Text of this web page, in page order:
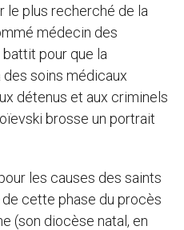
le plus recherché de la
médecin des
pour que la
soins médicaux
détenus et aux criminels
brosse un portrait
les causes des saints
cette phase du procès
(son diocèse natal, en